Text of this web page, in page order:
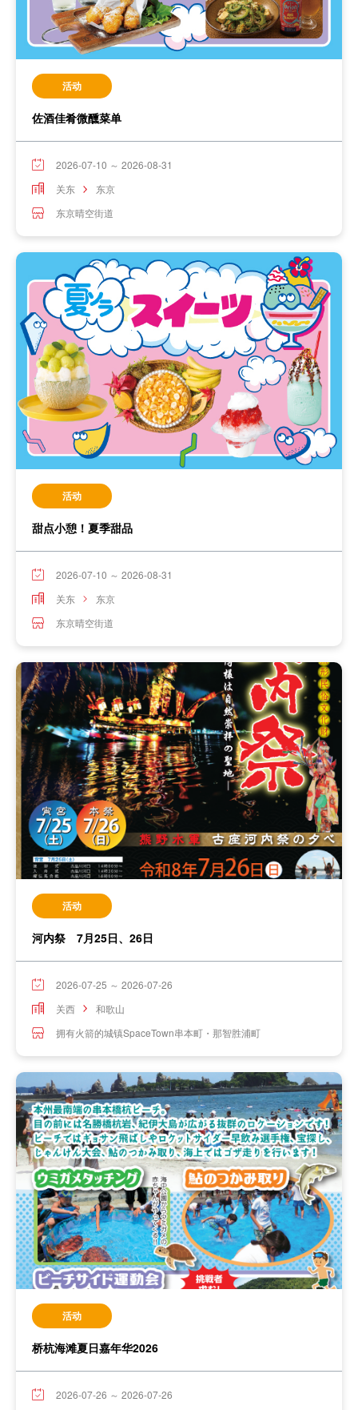
活动
佐酒佳肴微醺菜单
2026-07-10 ～ 2026-08-31
关东
东京
东京晴空街道
活动
甜点小憩！夏季甜品
2026-07-10 ～ 2026-08-31
关东
东京
东京晴空街道
活动
河内祭 7月25日、26日
2026-07-25 ～ 2026-07-26
关西
和歌山
拥有火箭的城镇SpaceTown串本町・那智胜浦町
活动
桥杭海滩夏日嘉年华2026
2026-07-26 ～ 2026-07-26